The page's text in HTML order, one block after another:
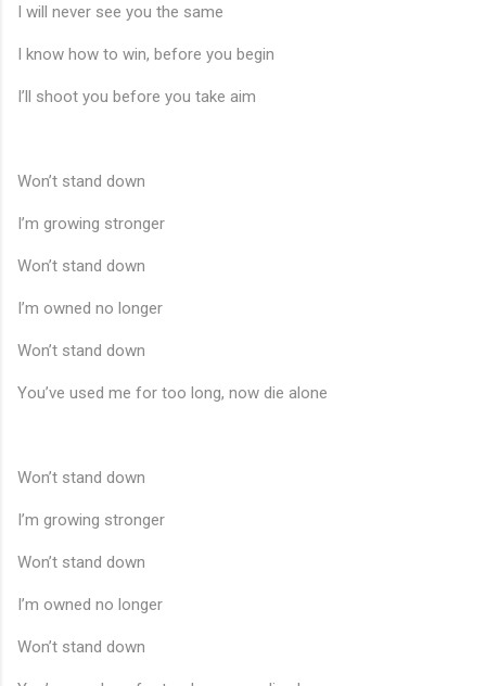
I will never see you the same
I know how to win, before you begin
I’ll shoot you before you take aim
Won’t stand down
I’m growing stronger
Won’t stand down
I’m owned no longer
Won’t stand down
You’ve used me for too long, now die alone
Won’t stand down
I’m growing stronger
Won’t stand down
I’m owned no longer
Won’t stand down